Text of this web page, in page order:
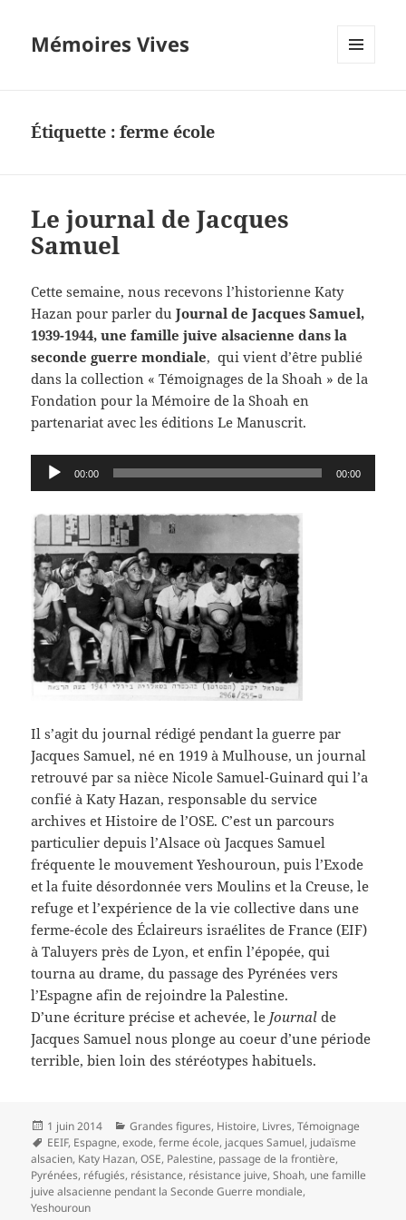
Mémoires Vives
Étiquette :ferme école
Le journal de Jacques
Samuel
Cette semaine, nous recevons l’historienne Katy
Hazan pour parler duJournal de Jacques Samuel,
1939-1944, une famille juive alsacienne dans la
seconde guerre mondiale, qui vient d’être publié
dans la collection « Témoignages de la Shoah » de la
Fondation pour la Mémoire de la Shoah en
partenariat avec les éditions Le Manuscrit.
Lecteur
audio
00:00 00:00
Il s’agit du journal rédigé pendant la guerre par
Jacques Samuel, né en 1919 à Mulhouse, un journal
retrouvé par sa nièce Nicole Samuel-Guinard qui l’a
confié à Katy Hazan, responsable du service
archives et Histoire de l’OSE. C’est un parcours
particulier depuis l’Alsace où Jacques Samuel
fréquente le mouvement Yeshouroun, puisl’Exode
et la fuite désordonnée vers Moulins et la Creuse, le
refuge et l’expérience de la vie collective dans une
ferme-école des Éclaireurs israélites de France (EIF)
à Taluyers près de Lyon, et enfin l’épopée, qui
tourna au drame, du passage des Pyrénées vers
l’Espagne afin de rejoindre la Palestine.
D’une écriture précise et achevée, le Journalde
Jacques Samuel nous plonge au coeur d’une période
terrible, bien loin des stéréotypeshabituels.
Publié
le
1 juin 2014 Catégories
Grandes figures, Histoire, Livres,Témoignage
Mots-
clés
EEIF, Espagne,exode,ferme école, jacques Samuel, judaïsme
alsacien, Katy Hazan,OSE, Palestine, passage de la frontière,
Pyrénées, réfugiés, résistance, résistance juive,Shoah, une famille
juive alsacienne pendant la Seconde Guerre mondiale,
Yeshouroun